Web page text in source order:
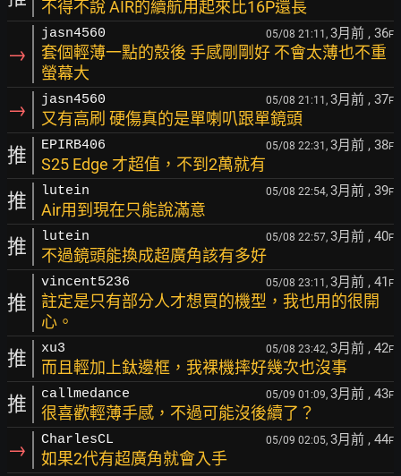
不得不說 AIR的續航用起來比16P還長
→
jasn4560 05/08 21:11, 3月前 , 36F
套個輕薄一點的殼後 手感剛剛好 不會太薄也不重
螢幕大
→ jasn4560 05/08 21:11, 3月前 , 37F
又有高刷 硬傷真的是單喇叭跟單鏡頭
推 EPIRB406 05/08 22:31, 3月前 , 38F
S25 Edge 才超值，不到2萬就有
推 lutein 05/08 22:54, 3月前 , 39F
Air用到現在只能說滿意
推 lutein 05/08 22:57, 3月前 , 40F
不過鏡頭能換成超廣角該有多好
推
vincent5236 05/08 23:11, 3月前 , 41 F
註定是只有部分人才想買的機型，我也用的很開
心。
推 xu3 05/08 23:42, 3月前 , 42F
而且輕加上鈦邊框，我裸機摔好幾次也沒事
推 callmedance 05/09 01:09, 3月前 , 43F
很喜歡輕薄手感，不過可能沒後續了？
→ CharlesCL 05/09 02:05, 3月前 , 44F
如果2代有超廣角就會入手